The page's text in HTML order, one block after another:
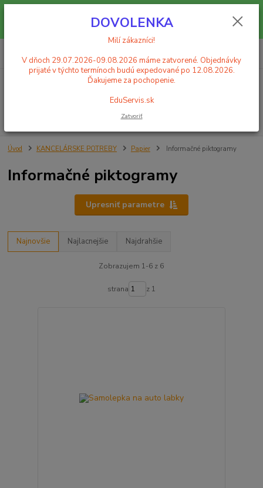
Objednávky prijaté v týchto termínoch budú expedované po 12.08.2026.
Ďakujeme za pochopenie. EduServis.sk
Po. - Pia. od 9:00 hod. - 16:00 hod.
za0,00 EUR
Úvod KANCELÁRSKE POTREBY Papier Informačné piktogramy
Informačné piktogramy
Upresniť parametre
Najnovšie Najlacnejšie Najdrahšie
Zobrazujem 1-6 z 6
strana z 1
DOVOLENKA
Milí zákazníci!
V dňoch 29.07.2026-09.08.2026 máme zatvorené. Objednávky
prijaté v týchto termínoch budú expedované po 12.08.2026.
Ďakujeme za pochopenie.
EduServis.sk
Zatvoriť